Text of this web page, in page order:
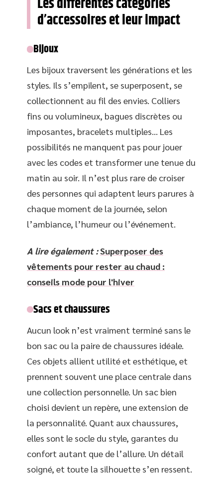
d’accessoires et leur impact
Bijoux
Les bijoux traversent les générations et les
styles. Ils s’empilent, se superposent, se
collectionnent au fil des envies. Colliers
fins ou volumineux, bagues discrètes ou
imposantes, bracelets multiples… Les
possibilités ne manquent pas pour jouer
avec les codes et transformer une tenue du
matin au soir. Il n’est plus rare de croiser
des personnes qui adaptent leurs parures à
chaque moment de la journée, selon
l’ambiance, l’humeur ou l’événement.
A lire également : Superposer des
vêtements pour rester au chaud :
conseils mode pour l'hiver
Sacs et chaussures
Aucun look n’est vraiment terminé sans le
bon sac ou la paire de chaussures idéale.
Ces objets allient utilité et esthétique, et
prennent souvent une place centrale dans
une collection personnelle. Un sac bien
choisi devient un repère, une extension de
la personnalité. Quant aux chaussures,
elles sont le socle du style, garantes du
confort autant que de l’allure. Un détail
soigné, et toute la silhouette s’en ressent.